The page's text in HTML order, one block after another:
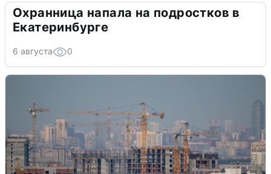
Охранница напала на подростков в
Екатеринбурге
6 августа 0